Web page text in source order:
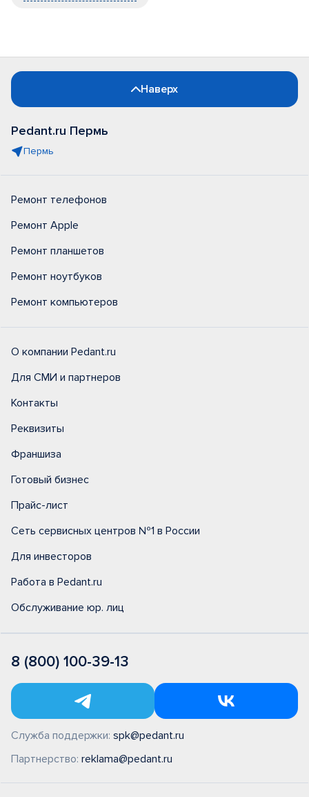
Наверх
Pedant.ru Пермь
Пермь
Ремонт телефонов
Ремонт Apple
Ремонт планшетов
Ремонт ноутбуков
Ремонт компьютеров
О компании Pedant.ru
Для СМИ и партнеров
Контакты
Реквизиты
Франшиза
Готовый бизнес
Прайс-лист
Сеть сервисных центров №1 в России
Для инвесторов
Работа в Pedant.ru
Обслуживание юр. лиц
8 (800) 100-39-13
Служба поддержки: spk@pedant.ru
Партнерство: reklama@pedant.ru